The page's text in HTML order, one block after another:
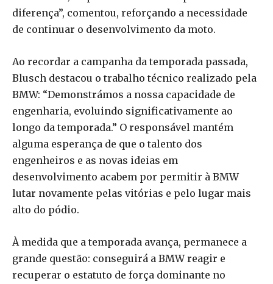
diferença”, comentou, reforçando a necessidade
de continuar o desenvolvimento da moto.
Ao recordar a campanha da temporada passada,
Blusch destacou o trabalho técnico realizado pela
BMW: “Demonstrámos a nossa capacidade de
engenharia, evoluindo significativamente ao
longo da temporada.” O responsável mantém
alguma esperança de que o talento dos
engenheiros e as novas ideias em
desenvolvimento acabem por permitir à BMW
lutar novamente pelas vitórias e pelo lugar mais
alto do pódio.
À medida que a temporada avança, permanece a
grande questão: conseguirá a BMW reagir e
recuperar o estatuto de força dominante no